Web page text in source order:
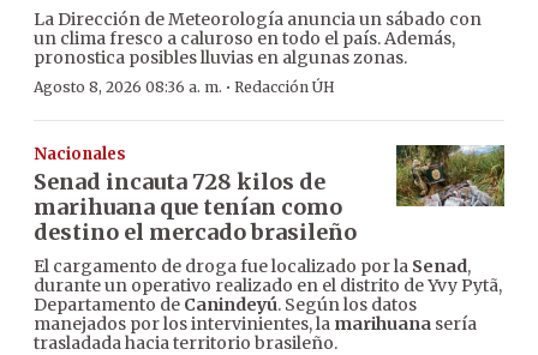
La Dirección de Meteorología anuncia un sábado con
un clima fresco a caluroso en todo el país. Además,
pronostica posibles lluvias en algunas zonas.
Agosto 8, 2026 08:36 a. m. · Redacción ÚH
Nacionales
Senad incauta 728 kilos de
marihuana que tenían como
destino el mercado brasileño
El cargamento de droga fue localizado por la Senad,
durante un operativo realizado en el distrito de Yvy Pytã,
Departamento de Canindeyú. Según los datos
manejados por los intervinientes, la marihuana sería
trasladada hacia territorio brasileño.